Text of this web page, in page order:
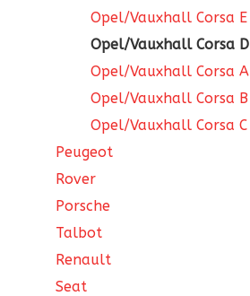
Opel/Vauxhall Corsa E
Opel/Vauxhall Corsa D
Opel/Vauxhall Corsa A
Opel/Vauxhall Corsa B
Opel/Vauxhall Corsa C
Peugeot
Rover
Porsche
Talbot
Renault
Seat